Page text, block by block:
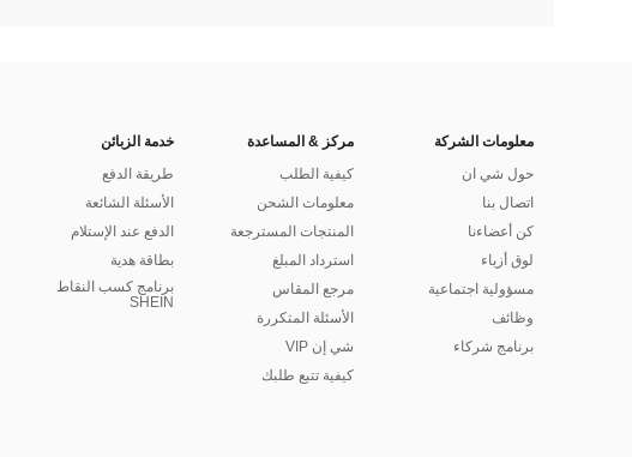
معلومات الشركة
حول شي ان
اتصال بنا
كن أعضاءنا
لوق أزياء
مسؤولية اجتماعية
وظائف
برنامج شركاء
مركز & المساعدة
كيفية الطلب
معلومات الشحن
المنتجات المسترجعة
استرداد المبلغ
مرجع المقاس
الأسئلة المتكررة
شي إن VIP
كيفية تتبع طلبك
خدمة الزبائن
طريقة الدفع
الأسئلة الشائعة
الدفع عند الإستلام
بطاقة هدية
برنامج كسب النقاط
SHEIN